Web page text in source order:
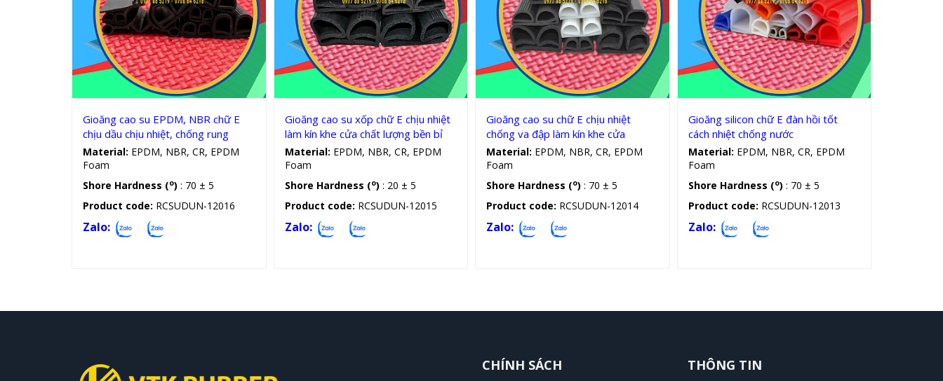
Gioăng silicon, cao su chữ E
Gioăng cao su EPDM, NBR chữ E
chịu dầu chịu nhiệt, chống rung
Material: EPDM, NBR, CR, EPDM
Foam
Shore Hardness (o) : 70 ± 5
Product code: RCSUDUN-12016
Zalo:
Gioăng silicon, cao su chữ E
Gioăng cao su xốp chữ E chịu nhiệt
làm kín khe cửa chất lượng bền bỉ
Material: EPDM, NBR, CR, EPDM
Foam
Shore Hardness (o) : 20 ± 5
Product code: RCSUDUN-12015
Zalo:
Gioăng silicon, cao su chữ E
Gioăng cao su chữ E chịu nhiệt
chống va đập làm kín khe cửa
Material: EPDM, NBR, CR, EPDM
Foam
Shore Hardness (o) : 70 ± 5
Product code: RCSUDUN-12014
Zalo:
Gioăng silicon, cao su chữ E
Gioăng silicon chữ E đàn hồi tốt
cách nhiệt chống nước
Material: EPDM, NBR, CR, EPDM
Foam
Shore Hardness (o) : 70 ± 5
Product code: RCSUDUN-12013
Zalo:
CHÍNH SÁCH THÔNG TIN